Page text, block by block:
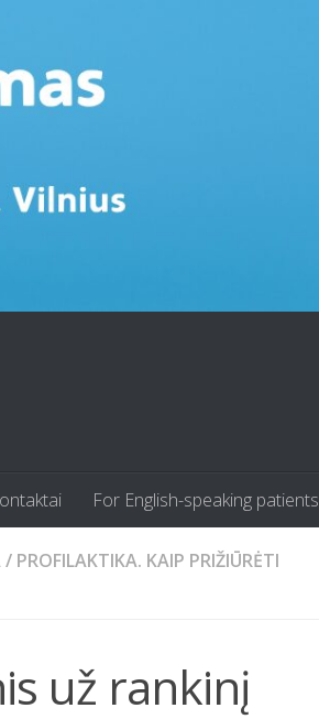
For English-speaking patients
/ PROFILAKTIKA. KAIP PRIŽIŪRĖTI
už rankinį